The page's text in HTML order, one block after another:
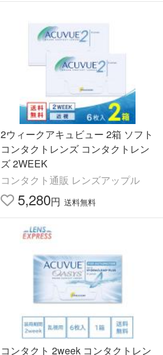
2ウィークアキュビュー 2箱 ソフト
コンタクトレンズ コンタクトレン
ズ 2WEEK
コンタクト通販 レンズアップル
5,280円 送料無料
コンタクト 2week コンタクトレン